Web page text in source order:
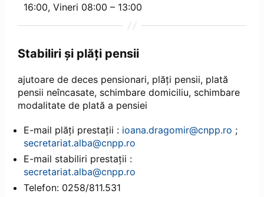
16:00, Vineri 08:00 – 13:00
Stabiliri și plăți pensii
ajutoare de deces pensionari, plăți pensii, plată
pensii neîncasate, schimbare domiciliu, schimbare
modalitate de plată a pensiei
E-mail plăți prestații : ioana.dragomir@cnpp.ro ;
secretariat.alba@cnpp.ro
E-mail stabiliri prestații :
secretariat.alba@cnpp.ro
Telefon: 0258/811.531